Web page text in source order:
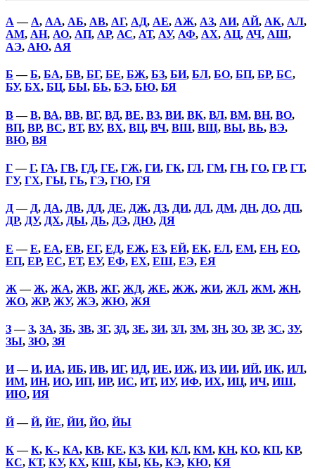
А — А, АА, АБ, АВ, АГ, АД, АЕ, АЖ, АЗ, АИ, АЙ, АК, АЛ,
АМ, АН, АО, АП, АР, АС, АТ, АУ, АФ, АХ, АЦ, АЧ, АШ,
АЭ, АЮ, АЯ
Б —Б, БА, БВ, БГ, БЕ, БЖ, БЗ, БИ, БЛ, БО, БП, БР, БС,
БУ, БХ, БЦ, БЫ, БЬ, БЭ, БЮ, БЯ
В—В, ВА, ВВ, ВГ, ВД, ВЕ, ВЗ, ВИ, ВК, ВЛ, ВМ, ВН, ВО,
ВП, ВР, ВС, ВТ, ВУ, ВХ, ВЦ, ВЧ, ВШ, ВЩ, ВЫ, ВЬ, ВЭ,
ВЮ, ВЯ
Г—Г, ГА, ГВ, ГД, ГЕ, ГЖ, ГИ, ГК, ГЛ, ГМ, ГН, ГО, ГР, ГТ,
ГУ, ГХ, ГЫ, ГЬ, ГЭ, ГЮ, ГЯ
Д— Д, ДА, ДВ, ДД, ДЕ, ДЖ, ДЗ, ДИ, ДЛ, ДМ, ДН, ДО, ДП,
ДР, ДУ, ДХ, ДЫ, ДЬ, ДЭ, ДЮ, ДЯ
Е —Е, ЕА, ЕВ, ЕГ, ЕД, ЕЖ, ЕЗ, ЕЙ, ЕК, ЕЛ, ЕМ, ЕН, ЕО,
ЕП, ЕР, ЕС, ЕТ, ЕУ, ЕФ, ЕХ, ЕШ, ЕЭ, ЕЯ
Ж —Ж, ЖА, ЖВ, ЖГ, ЖД, ЖЕ, ЖЖ, ЖИ, ЖЛ, ЖМ, ЖН,
ЖО, ЖР, ЖУ, ЖЭ, ЖЮ, ЖЯ
З—З, ЗА, ЗБ, ЗВ, ЗГ, ЗД, ЗЕ, ЗИ, ЗЛ, ЗМ, ЗН, ЗО, ЗР, ЗС, ЗУ,
ЗЫ, ЗЮ, ЗЯ
И—И, ИА, ИБ, ИВ, ИГ, ИД, ИЕ, ИЖ, ИЗ, ИИ, ИЙ, ИК, ИЛ,
ИМ, ИН, ИО, ИП, ИР, ИС, ИТ, ИУ, ИФ, ИХ, ИЦ, ИЧ, ИШ,
ИЮ, ИЯ
Й—Й, ЙЕ, ЙИ, ЙО, ЙЫ
К—К, К-, КА, КВ, КЕ, КЗ, КИ, КЛ, КМ, КН, КО, КП, КР,
КС, КТ, КУ, КХ, КШ, КЫ, КЬ, КЭ, КЮ, КЯ